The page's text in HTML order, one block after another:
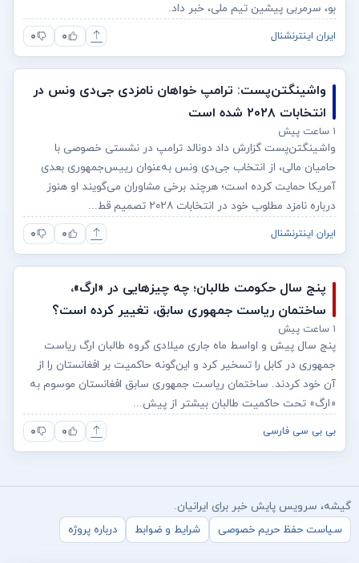
بو، سرمربی پیشین تیم ملی، خبر داد.
ایران اینترنشنال ۰ ۰
واشینگتن‌پست: ترامپ خواهان نامزدی جی‌دی ونس در
انتخابات ۲۰۲۸ شده است
۱ ساعت پیش
واشینگتن‌پست گزارش داد دونالد ترامپ در نشستی خصوصی با
حامیان مالی، از انتخاب جی‌دی ونس به‌عنوان رییس‌جمهوری بعدی
آمریکا حمایت کرده است؛ هرچند برخی مشاوران می‌گویند او هنوز
درباره نامزد مطلوب خود در انتخابات ۲۰۲۸ تصمیم قط...
ایران اینترنشنال ۰ ۰
پنج سال حکومت طالبان؛ چه چیزهایی در «ارگ»،
ساختمان ریاست جمهوری سابق، تغییر کرده است؟
۱ ساعت پیش
پنج سال پیش و اواسط ماه جاری میلادی گروه طالبان ارگ ریاست
جمهوری در کابل را تسخیر کرد و این‌گونه حاکمیت بر افغانستان را از
آن خود کردند. ساختمان ریاست جمهوری سابق افغانستان موسوم به
«ارگ» تحت حاکمیت طالبان بیشتر از پیش...
بی بی سی فارسی ۰ ۰
گیشه، سرویس پایش خبر برای ایرانیان.
سیاست حفظ حریم خصوصی
شرایط و ضوابط درباره پروژه